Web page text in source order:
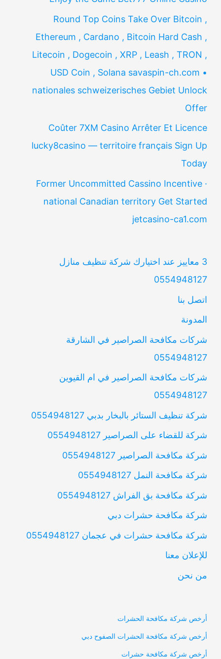
Round Top Coins Take Over Bitcoin ,
Ethereum , Cardano , Bitcoin Hard Cash ,
Litecoin , Dogecoin , XRP , Leash , TRON ,
USD Coin , Solana savaspin-ch.com •
nationales schweizerisches Gebiet Unlock
Offer
Coûter 7XM Casino Arrêter Et Licence
lucky8casino — territoire français Sign Up
Today
Former Uncommitted Cassino Incentive ·
national Canadian territory Get Started
jetcasino-ca1.com
3 معاييز عند اختيارك شركة تنظيف منازل
0554948127
اتصل بنا
المدونة
شركات مكافحة الصراصير في الشارقة
0554948127
شركات مكافحة الصراصير في ام القيوين
0554948127
شركة تنظيف الستائر بالبخار بدبي 0554948127
شركة للقضاء على الصراصير 0554948127
شركة مكافحة الصراصير 0554948127
شركة مكافحة النمل 0554948127
شركة مكافحة بق الفراش 0554948127
شركة مكافحة حشرات دبي
شركة مكافحة حشرات في عجمان 0554948127
للإعلان معنا
من نحن
أرخص شركة مكافحة الحشرات
أرخص شركة مكافحة الحشرات الصفوح دبي
أرخص شركة مكافحة حشرات